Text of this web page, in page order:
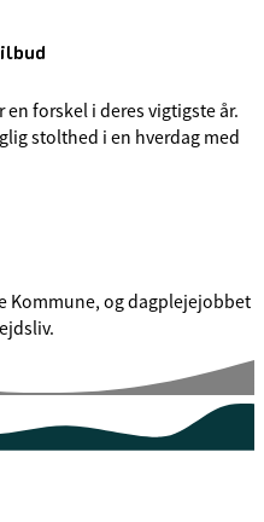
forskel i deres vigtigste år.
stolthed i en hverdag med
Kommune, og dagplejejobbet